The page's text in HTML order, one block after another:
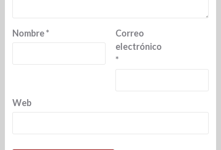
Nombre*
Correo
electrónico
*
Web